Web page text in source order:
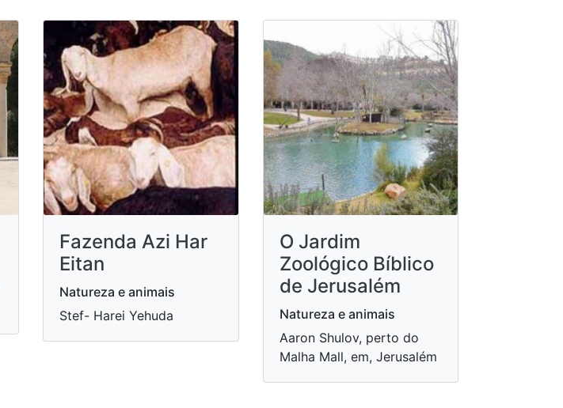
Fazenda Azi Har
Eitan
Natureza e animais
Stef- Harei Yehuda
O Jardim
Zoológico Bíblico
de Jerusalém
Natureza e animais
Aaron Shulov, perto do
Malha Mall, em, Jerusalém